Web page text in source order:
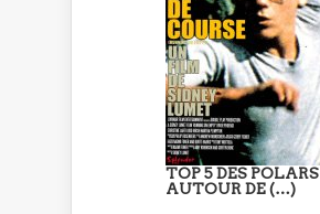
TOP 5 DES POLARS
AUTOUR DE (…)